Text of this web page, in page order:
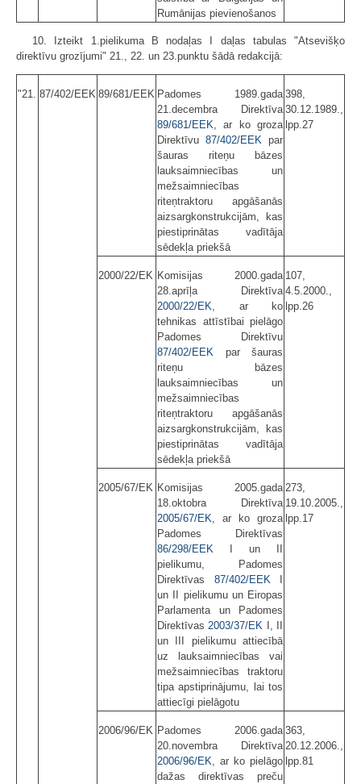
Rumānijas pievienošanos
10. Izteikt 1.pielikuma B nodaļas I daļas tabulas "Atsevišķo
direktīvu grozījumi" 21., 22. un 23.punktu šādā redakcijā:
"21. 87/402/EEK 89/681/EEK Padomes 1989.gada
21.decembra Direktīva
89/681/EEK , ar ko groza
Direktīvu 87/402/EEK par
šauras riteņu bāzes
lauksaimniecības un
mežsaimniecības
riteņtraktoru apgāšanās
aizsargkonstrukcijām, kas
piestiprinātas vadītāja
sēdekļa priekšā
398,
30.12.1989.,
lpp.27
2000/22/EK Komisijas 2000.gada
28.aprīļa Direktīva
2000/22/EK , ar ko
tehnikas attīstībai pielāgo
Padomes Direktīvu
87/402/EEK par šauras
riteņu bāzes
lauksaimniecības un
mežsaimniecības
riteņtraktoru apgāšanās
aizsargkonstrukcijām, kas
piestiprinātas vadītāja
sēdekļa priekšā
107,
4.5.2000.,
lpp.26
2005/67/EK Komisijas 2005.gada
18.oktobra Direktīva
2005/67/EK , ar ko groza
Padomes Direktīvas
86/298/EEK I un II
pielikumu, Padomes
Direktīvas 87/402/EEK
un II pielikumu un Eiropas
Parlamenta un Padomes
Direktīvas 2003/37/EK
un III pielikumu attiecībā
uz lauksaimniecības vai
mežsaimniecības traktoru
tipa apstiprinājumu, lai tos
attiecīgi pielāgotu
273,
19.10.2005.,
lpp.17
2006/96/EK Padomes 2006.gada
20.novembra Direktīva
2006/96/EK , ar ko pielāgo
dažas direktīvas preču
363,
20.12.2006.,
lpp.81